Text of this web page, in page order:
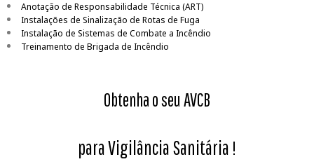
Anotação de Responsabilidade Técnica (ART)
Instalações de Sinalização de Rotas de Fuga
Instalação de Sistemas de Combate a Incêndio
Treinamento de Brigada de Incêndio
Obtenha o seu AVCB
para Vigilância Sanitária !